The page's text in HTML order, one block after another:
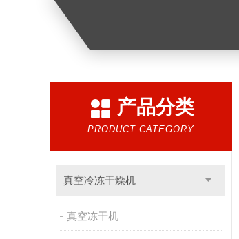
产品分类
PRODUCT CATEGORY
真空冷冻干燥机
真空冻干机